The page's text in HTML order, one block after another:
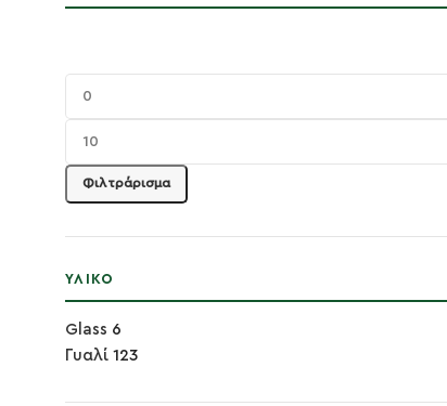
Φιλτράρισμα
ΥΛΙΚΌ
Glass 6
Γυαλί 123